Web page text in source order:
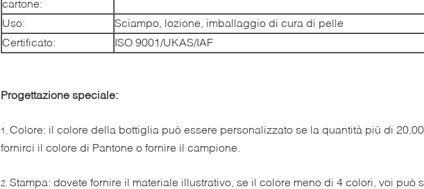
cartone:
Uso:
Sciampo, lozione, imballaggio di cura di pelle
Certificato:
ISO 9001/UKAS/IAF
Progettazione speciale:
1. Colore: il colore della bottiglia può essere personalizzato se la quantità più di
fornirci il colore di Pantone o fornire il campione.
2. Stampa: dovete fornire il materiale illustrativo, se il colore meno di 4 colori, voi può